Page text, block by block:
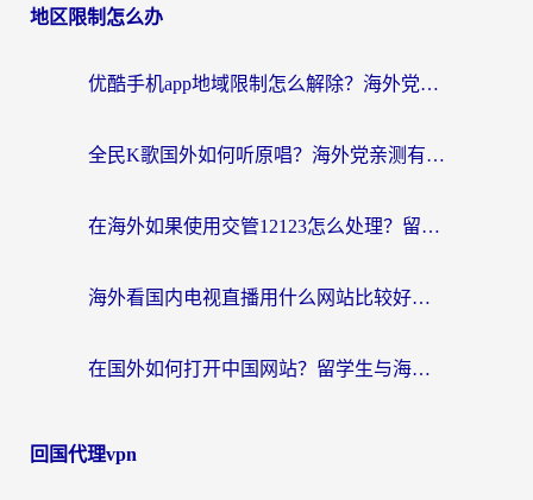
地区限制怎么办
优酷手机app地域限制怎么解除？海外党亲测有效的追剧方案
全民K歌国外如何听原唱？海外党亲测有效的回国加速器选择指南
在海外如果使用交管12123怎么处理？留学生亲测有效的回国加速方案
海外看国内电视直播用什么网站比较好？一篇解决你所有追剧难题的实用指南
在国外如何打开中国网站？留学生与海外华人的无缝访问指南
回国代理vpn